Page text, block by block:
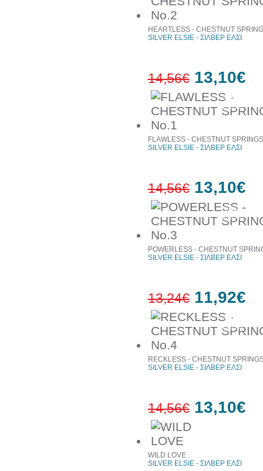
10%
έκπτωση
HEARTLESS - CHESTNUT
SILVER ELSIE - ΣΙΛΒΕΡ ΕΛΣΙ
14,56€ 13,10€
10%
έκπτωση
FLAWLESS - CHESTNUT
SILVER ELSIE - ΣΙΛΒΕΡ ΕΛΣΙ
14,56€ 13,10€
10%
έκπτωση
POWERLESS - CHESTNUT
SILVER ELSIE - ΣΙΛΒΕΡ ΕΛΣΙ
13,24€ 11,92€
RECKLESS - CHESTNUT
SILVER ELSIE - ΣΙΛΒΕΡ ΕΛΣΙ
14,56€ 13,10€
WILD LOVE
SILVER ELSIE - ΣΙΛΒΕΡ ΕΛΣΙ